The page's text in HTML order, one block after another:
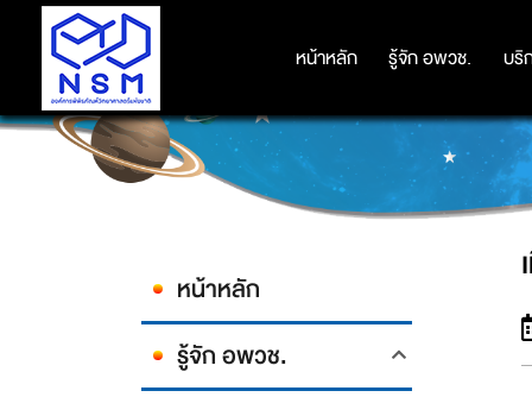
หน้าหลัก รู้จัก อพวช. บริ
หน้าหลัก รู้จัก อพวช. บริ
หน้าหลัก
รู้จัก อพวช.